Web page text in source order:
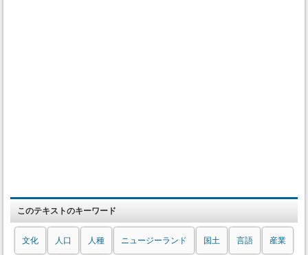
このテキストのキーワード
文化 人口 人種 ニュージーランド 国土 言語 産業